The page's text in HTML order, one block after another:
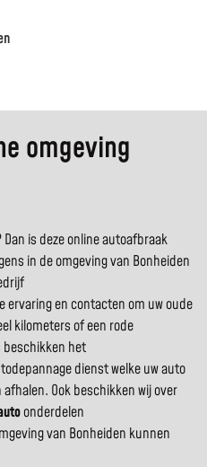
omgeving
is deze online autoafbraak
in de omgeving van Bonheiden
ervaring en contacten om uw oude
kilometers of een rode
beschikken het
dienst welke uw auto
Ook beschikken wij over
onderdelen
van Bonheiden kunnen